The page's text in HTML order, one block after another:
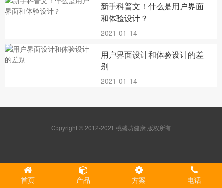
新手科普文！什么是用户界面
和体验设计？
2021-01-14
用户界面设计和体验设计的差
别
2021-01-14
Copyright © 2012-2021 桃盛坊健康 版权所有
首页 产品 方案 电话